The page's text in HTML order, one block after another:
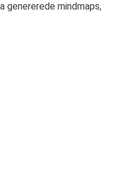
genererede mindmaps,